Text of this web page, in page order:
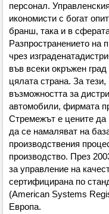
персонал.
икономисти с богат
бранш, така и в
Разпространението на
чрез
във всеки окръжен
цялата страна. За
възможността за
автомобили, фирмата
Стремежът е цените да
да се намаляват на
производствения
производство. През
за управление на
сертифицирана по
(American Systems
Европа.